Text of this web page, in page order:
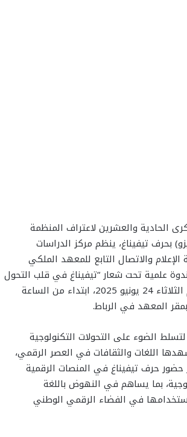
الحادية والعشرين لاعتراف المنظمة
بحرف تيفيناغ، ينظم مركز الدراسات
الإعلام والاتصال التابع للمعهد الملكي
ندوة علمية تحت شعار “تيفيناغ في قلب التحول
الرقمي”، وذلك يوم الثلاثاء 24 يونيو 2025، ابتداء من الساعة
بمقر المعهد في الرباط.
الضوء على التحولات التكنولوجية
اللغات والثقافات في العصر الرقمي،
حرف تيفيناغ في المنصات الرقمية
بما يساهم في النهوض باللغة
استخدامها في الفضاء الرقمي الوطني